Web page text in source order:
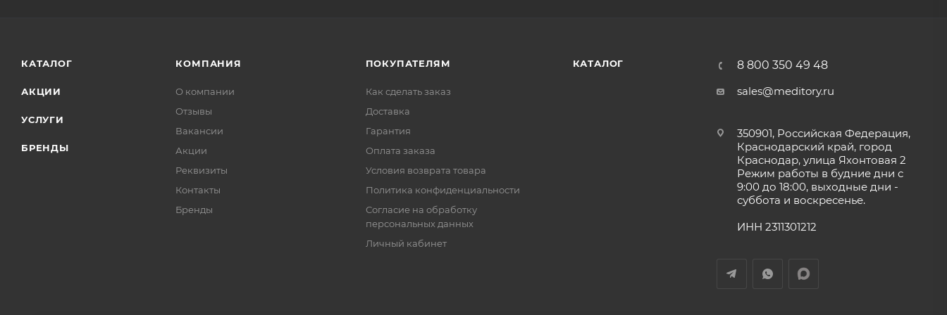
КАТАЛОГ
АКЦИИ
УСЛУГИ
БРЕНДЫ
КОМПАНИЯ
О компании
Отзывы
Вакансии
Акции
Реквизиты
Контакты
Бренды
ПОКУПАТЕЛЯМ
Как сделать заказ
Доставка
Гарантия
Оплата заказа
Условия возврата товара
Политика конфиденциальности
Согласие на обработку
персональных данных
Личный кабинет
КАТАЛОГ
8 800 350 49 48
sales@meditory.ru
350901, Российская Федерация,
Краснодарский край, город
Краснодар, улица Яхонтовая 2
Режим работы в будние дни с
9:00 до 18:00, выходные дни -
суббота и воскресенье.
ИНН 2311301212